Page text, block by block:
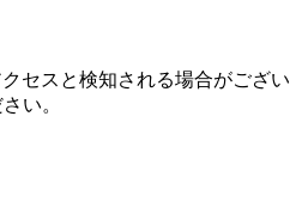
セスと検知される場合がござい
い。